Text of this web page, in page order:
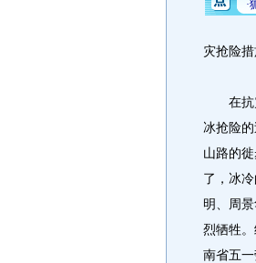
灾抢险措
在抗灾
冰抢险
山路的
了，冰
明、周
烈牺牲
南省五